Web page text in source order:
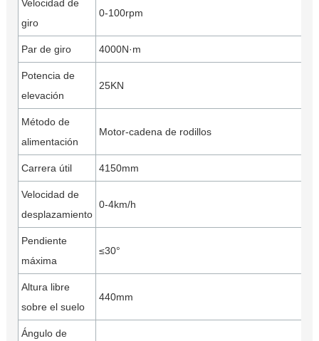
Velocidad de
giro
0-100rpm
Par de giro 4000N·m
Potencia de
elevación
25KN
Método de
alimentación
Motor-cadena de rodillos
Carrera útil 4150mm
Velocidad de
desplazamiento
0-4km/h
Pendiente
máxima
≤30°
Altura libre
sobre el suelo
440mm
Ángulo de